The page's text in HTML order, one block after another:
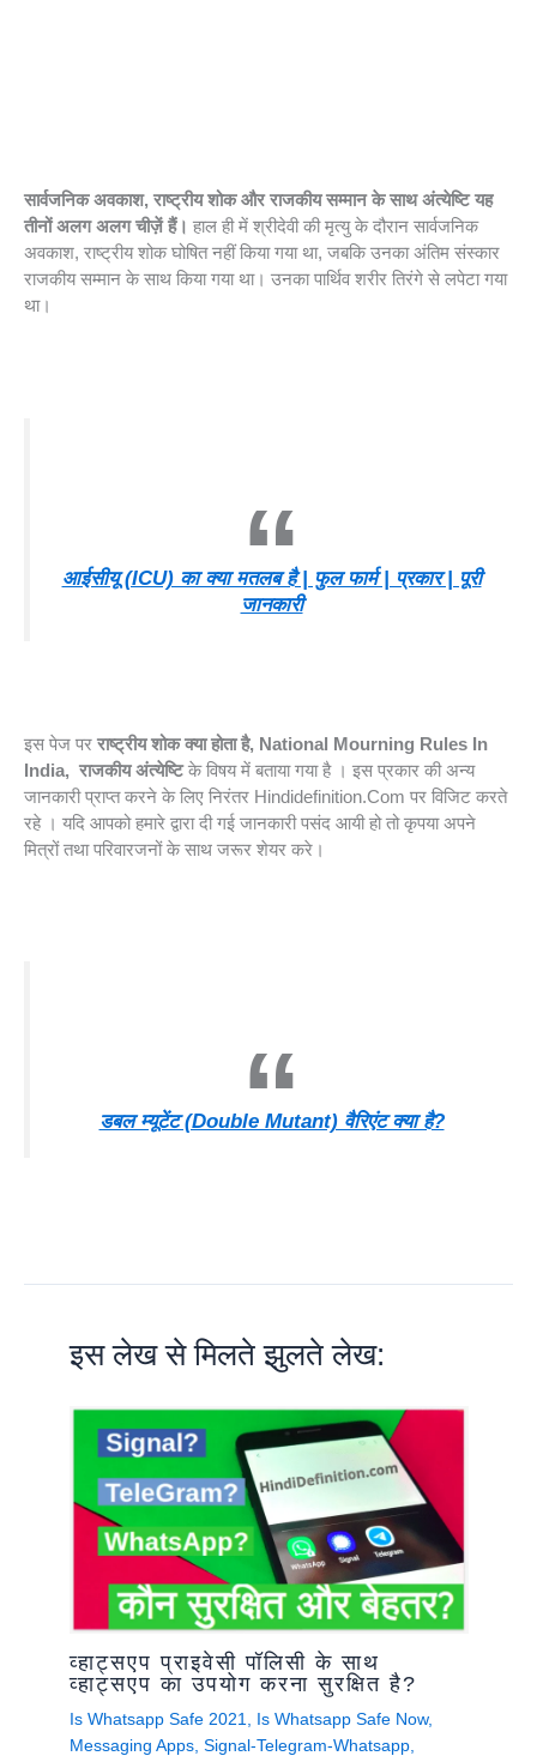
सार्वजनिक अवकाश, राष्ट्रीय शोक और राजकीय सम्मान के साथ अंत्येष्टि यह
तीनों अलग अलग चीज़ें हैं। हाल ही में श्रीदेवी की मृत्यु के दौरान सार्वजनिक
अवकाश, राष्ट्रीय शोक घोषित नहीं किया गया था, जबकि उनका अंतिम संस्कार
राजकीय सम्मान के साथ किया गया था। उनका पार्थिव शरीर तिरंगे से लपेटा गया
था।
आईसीयू (ICU) का क्या मतलब है | फुल फार्म | प्रकार | पूरी
जानकारी
इस पेज पर राष्ट्रीय शोक क्या होता है, National Mourning Rules In
India, राजकीय अंत्येष्टिके विषय में बताया गया है । इस प्रकार की अन्य
जानकारी प्राप्त करने के लिए निरंतर Hindidefinition.com पर विजिट करते
रहे । यदि आपको हमारे द्वारा दी गई जानकारी पसंद आयी हो तो कृपया अपने
मित्रों तथा परिवारजनों के साथ जरूर शेयर करे।
डबल म्यूटेंट (Double Mutant) वैरिएंट क्या है?
इस लेख से मिलते झुलते लेख:
व्हाट्सएप प्राइवेसी पॉलिसी के साथ
व्हाट्सएप का उपयोग करना सुरक्षित है?
Is Whatsapp Safe 2021 Is Whatsapp Safe Now,
Messaging Apps, Signal-Telegram-Whatsapp,